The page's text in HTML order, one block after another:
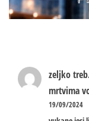
zeljko
mrtvima
19/09/2024